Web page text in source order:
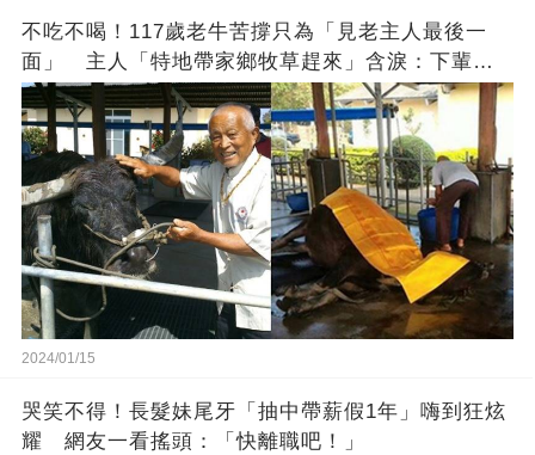
不吃不喝！117歲老牛苦撐只為「見老主人最後一
面」 主人「特地帶家鄉牧草趕來」含淚：下輩子
找個好人家
2024/01/15
哭笑不得！長髮妹尾牙「抽中帶薪假1年」嗨到狂炫
耀 網友一看搖頭：「快離職吧！」